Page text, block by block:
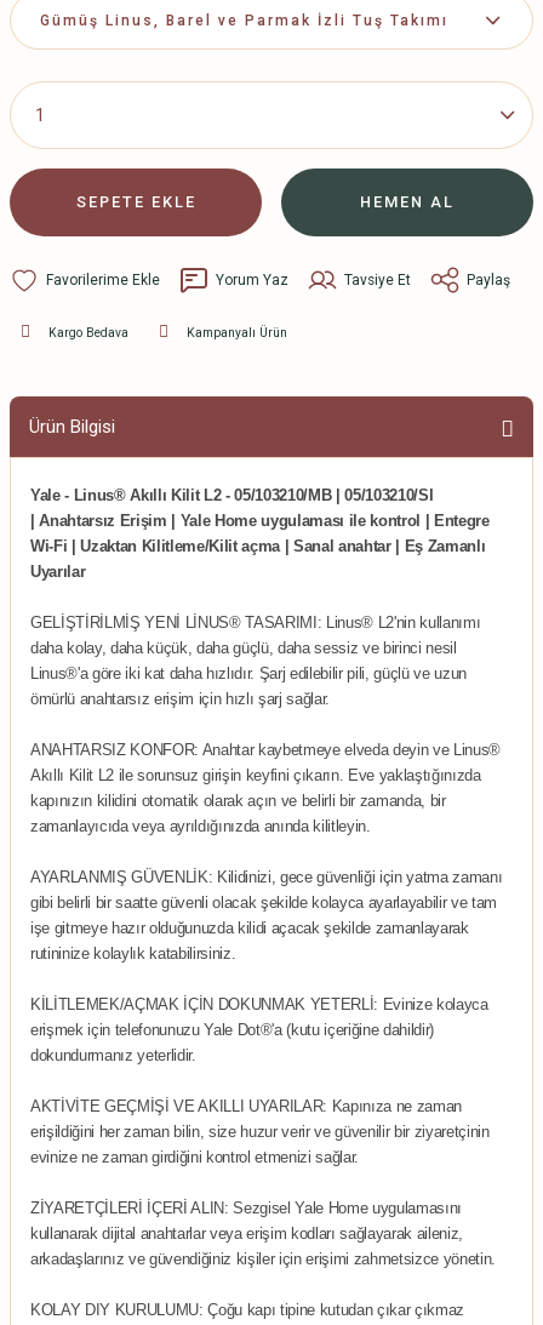
SEPETE EKLE HEMEN AL
Yorum Yaz Tavsiye Et Paylaş
Kargo Bedava Kampanyalı Ürün
Ürün Bilgisi
Yale - Linus® Akıllı Kilit L2 - 05/103210/MB |05/103210/SI
Anahtarsız Erişim | Yale Home uygulaması ile kontrol | Entegre
Wi-Fi | Uzaktan Kilitleme/Kilit açma | Sanal anahtar | Eş Zamanlı
Uyarılar
GELİŞTİRİLMİŞ YENİ LİNUS® TASARIMI: Linus® L2'nin kullanımı
daha kolay, daha küçük, daha güçlü, daha sessiz ve birinci nesil
Linus®'a göre iki kat daha hızlıdır. Şarj edilebilir pili, güçlü ve uzun
ömürlü anahtarsız erişim için hızlı şarj sağlar.
ANAHTARSIZ KONFOR: Anahtar kaybetmeye elveda deyin ve Linus®
Akıllı Kilit L2 ile sorunsuz girişin keyfini çıkarın. Eve yaklaştığınızda
kapınızın kilidini otomatik olarak açın ve belirli bir zamanda, bir
zamanlayıcıda veya ayrıldığınızda anında kilitleyin.
AYARLANMIŞ GÜVENLİK: Kilidinizi, gece güvenliği için yatma zamanı
gibi belirli bir saatte güvenli olacak şekilde kolayca ayarlayabilir ve tam
işe gitmeye hazır olduğunuzda kilidi açacak şekilde zamanlayarak
rutininize kolaylık katabilirsiniz.
KİLİTLEMEK/AÇMAK İÇİN DOKUNMAK YETERLİ: Evinize kolayca
erişmek için telefonunuzu Yale Dot®'a (kutu içeriğine dahildir)
dokundurmanız yeterlidir.
AKTİVİTE GEÇMİŞİ VE AKILLI UYARILAR: Kapınıza ne zaman
erişildiğini her zaman bilin, size huzur verir ve güvenilir bir ziyaretçinin
evinize ne zaman girdiğini kontrol etmenizi sağlar.
ZİYARETÇİLERİ İÇERİ ALIN: Sezgisel Yale Home uygulamasını
kullanarak dijital anahtarlar veya erişim kodları sağlayarak aileniz,
arkadaşlarınız ve güvendiğiniz kişiler için erişimi zahmetsizce yönetin.
KOLAY DIY KURULUMU: Çoğu kapı tipine kutudan çıkar çıkmaz